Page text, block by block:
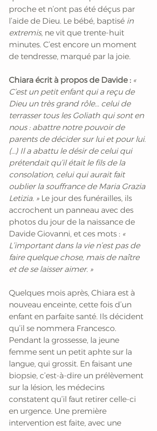
proche et n’ont pas été déçus par
l’aide de Dieu. Le bébé, baptisé in
extremis, ne vit que trente-huit
minutes. C’est encore un moment
de tendresse, marqué par la joie.
Chiara écrit à propos de Davide : «
C’est un petit enfant qui a reçu de
Dieu un très grand rôle... celui de
terrasser tous les Goliath qui sont en
nous : abattre notre pouvoir de
parents de décider sur lui et pour lui.
(...) Il a abattu le désir de celui qui
prétendait qu’il était le fils de la
consolation, celui qui aurait fait
oublier la souffrance de Maria Grazia
Letizia. » Le jour des funérailles, ils
accrochent un panneau avec des
photos du jour de la naissance de
Davide Giovanni, et ces mots : «
L’important dans la vie n’est pas de
faire quelque chose, mais de naître
et de se laisser aimer. »
Quelques mois après, Chiara est à
nouveau enceinte, cette fois d’un
enfant en parfaite santé. Ils décident
qu’il se nommera Francesco.
Pendant la grossesse, la jeune
femme sent un petit aphte sur la
langue, qui grossit. En faisant une
biopsie, c’est-à-dire un prélèvement
sur la lésion, les médecins
constatent qu’il faut retirer celle-ci
en urgence. Une première
intervention est faite, avec une